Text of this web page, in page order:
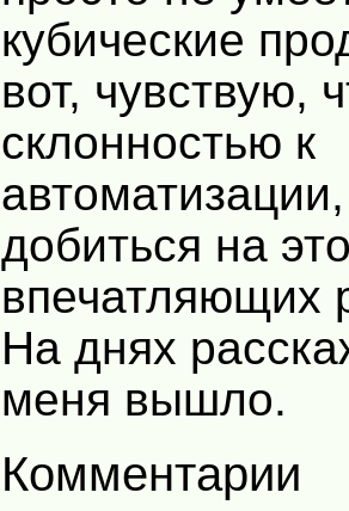
кубические
вот, чувствую,
склонностью к
добиться на
впечатляющих
На днях
меня вышло.
Комментарии